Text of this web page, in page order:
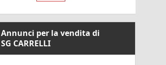
Annunci per la vendita di
SG CARRELLI